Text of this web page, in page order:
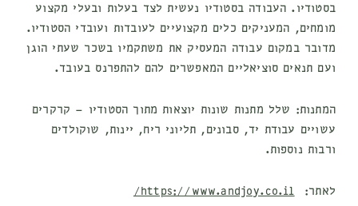
בסטודיו. העבודה בסטודיו נעשית לצד בעלות ובעלי מקצוע
מומחים, המעניקים כלים מקצועיים לעובדות ועובדי הסטודיו.
מדובר במקום עבודה המעסיק את משתקמיו בשכר שעתי הוגן
ועם תנאים סוציאליים המאפשרים להם להתפרנס בעובד.
המתנות: שלל מתנות שונות יוצאות מתוך הסטודיו – קרקרים
עשויים עבודת יד, סבונים, תליוני ריח, יינות, שוקולדים
ורבות נוספות.
לאתר: https://www.andjoy.co.il/